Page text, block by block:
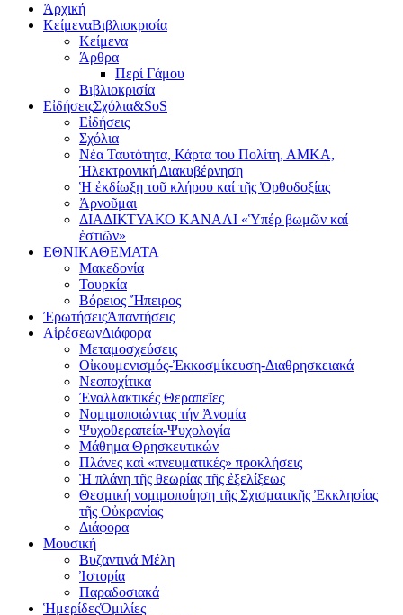
Ἀρχική
ΚείμεναΒιβλιοκρισία
Κείμενα
Άρθρα
Περί Γάμου
Βιβλιοκρισία
ΕἰδήσειςΣχόλια&SoS
Εἰδήσεις
Σχόλια
Νέα Ταυτότητα, Κάρτα του Πολίτη, ΑΜΚΑ,
Ἠλεκτρονική Διακυβέρνηση
Ἡ ἐκδίωξη τοῦ κλήρου καί τῆς Ὀρθοδοξίας
Ἀρνοῦμαι
ΔΙΑΔΙΚΤΥΑΚΟ ΚΑΝΑΛΙ «Ὑπέρ βωμῶν καί
ἑστιῶν»
ΕΘΝΙΚΑΘΕΜΑΤΑ
Μακεδονία
Τουρκία
Βόρειος Ἤπειρος
ἘρωτήσειςἈπαντήσεις
ΑἱρέσεωνΔιάφορα
Μεταμοσχεύσεις
Οἰκουμενισμός-Ἐκκοσμίκευση-Διαθρησκειακά
Νεοποχίτικα
Ἐναλλακτικές Θεραπεῖες
Νομιμοποιώντας τήν Ἀνομία
Ψυχοθεραπεία-Ψυχολογία
Μάθημα Θρησκευτικών
Πλάνες καὶ «πνευματικές» προκλήσεις
Ἡ πλάνη τῆς θεωρίας τῆς ἐξελίξεως
Θεσμική νομιμοποίηση τῆς Σχισματικῆς Ἐκκλησίας
τῆς Οὐκρανίας
Διάφορα
Μουσική
Βυζαντινά Μέλη
Ἰστορία
Παραδοσιακά
ἩμερίδεςὉμιλίες